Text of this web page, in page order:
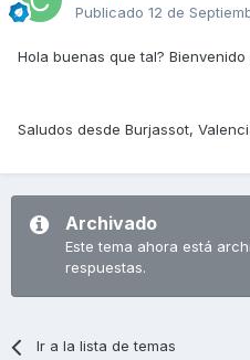
Publicado 12 de
Hola buenas que tal? Bienvenido
Saludos desde Burjassot,
Archivado
Este tema ahora está
respuestas.
Ir a la lista de temas